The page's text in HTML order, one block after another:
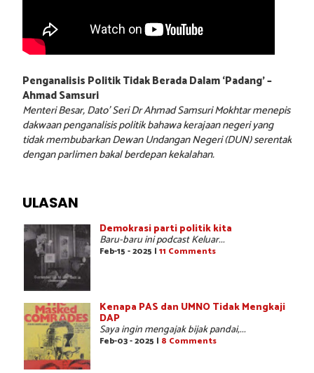
Penganalisis Politik Tidak Berada Dalam ‘Padang’ –
Ahmad Samsuri
Menteri Besar, Dato’ Seri Dr Ahmad Samsuri Mokhtar menepis
dakwaan penganalisis politik bahawa kerajaan negeri yang
tidak membubarkan Dewan Undangan Negeri (DUN) serentak
dengan parlimen bakal berdepan kekalahan.
ULASAN
Demokrasi parti politik kita
Baru-baru ini podcast Keluar...
Feb-15 - 2025 | 11 Comments
Kenapa PAS dan UMNO Tidak Mengkaji
DAP
Saya ingin mengajak bijak pandai,...
Feb-03 - 2025 | 8 Comments